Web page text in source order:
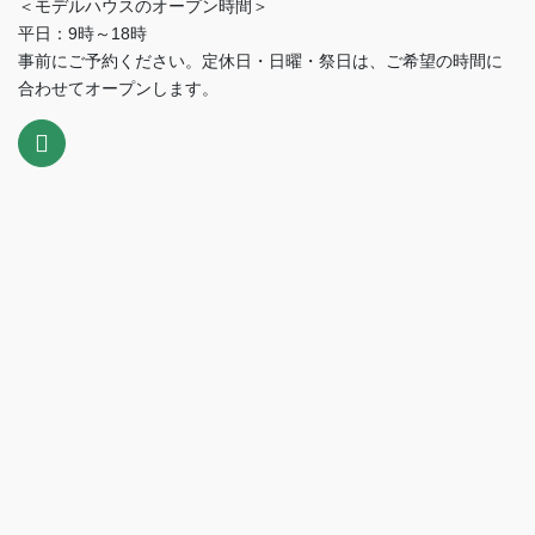
＜モデルハウスのオープン時間＞
平日：9時～18時
事前にご予約ください。定休日・日曜・祭日は、ご希望の時間に
合わせてオープンします。